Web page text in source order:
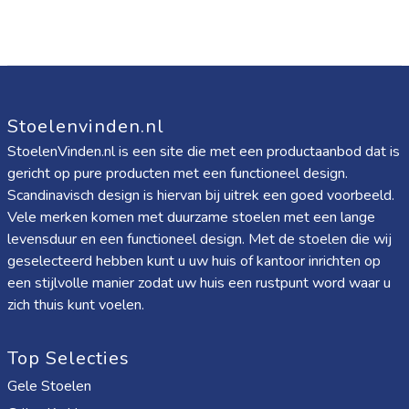
bij dagelijks en tijdelijk gebruik.
maximale belasting tot 100 kg, wat past bij uiteenlopende
gebruiksmomenten binnenshuis.
Antislip voetdoppen beschermen de vloer De voetdoppen
helpen krassen op de vloer te verminderen en dragen bij aan
meer grip tijdens het neerzetten en verplaatsen.
PU-oppervlak is eenvoudig te reinigen Het gladde oppervlak
is snel af te nemen, waardoor vlekken en dagelijks vuil
makkelijker te verwijderen zijn.
per stoel verplaats je ze eenvoudig tussen woonkamer,
kantoor, tuinmomenten of kampeerplek.
Stoelenvinden.nl
StoelenVinden.nl is een site die met een productaanbod dat is
gericht op pure producten met een functioneel design.
Scandinavisch design is hiervan bij uitrek een goed voorbeeld.
Vele merken komen met duurzame stoelen met een lange
levensduur en een functioneel design. Met de stoelen die wij
geselecteerd hebben kunt u uw huis of kantoor inrichten op
een stijlvolle manier zodat uw huis een rustpunt word waar u
zich thuis kunt voelen.
Top Selecties
Gele Stoelen